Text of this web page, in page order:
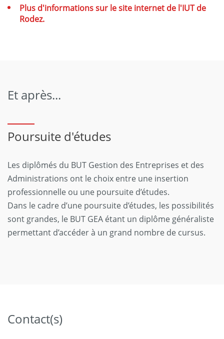
Plus d'informations sur le site internet de l'IUT de
Rodez.
Et après...
Poursuite d'études
Les diplômés du BUT Gestion des Entreprises et des
Administrations ont le choix entre une insertion
professionnelle ou une poursuite d’études.
Dans le cadre d’une poursuite d’études, les possibilités
sont grandes, le BUT GEA étant un diplôme généraliste
permettant d’accéder à un grand nombre de cursus.
Contact(s)